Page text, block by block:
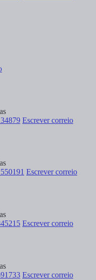
Escrever correio
Escrever correio
Escrever correio
Escrever correio